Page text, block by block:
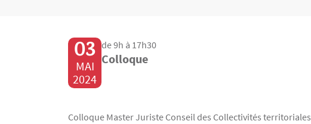
03
MAI
2024
de 9h à 17h30
Colloque
Colloque Master Juriste Conseil des Collectivités territoriales